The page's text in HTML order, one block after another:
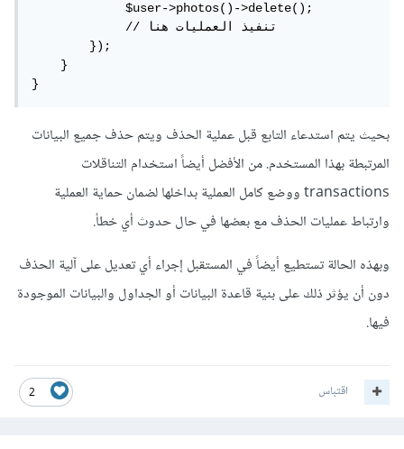
             $user->photos()->delete();
             // تنفيذ العمليات هنا
        });
    }
}
بحيث يتم استدعاء التابع قبل عملية الحذف ويتم حذف جميع البيانات
المرتبطة بهذا المستخدم. من الأفضل أيضاً استخدام التناقلات
transactions ووضع كامل العملية بداخلها لضمان حماية العملية
وارتباط عمليات الحذف مع بعضها في حال حدوث أي خطأ.
وبهذه الحالة تستطيع أيضاً في المستقبل إجراء أي تعديل على آلية الحذف
دون أن يؤثر ذلك على بنية قاعدة البيانات أو الجداول والبيانات الموجودة
فيها.
2 اقتباس